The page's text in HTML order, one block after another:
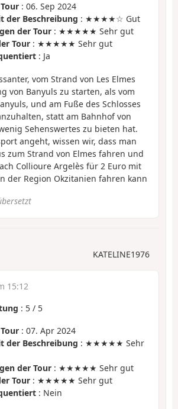
: 06. Sep 2024
der Beschreibung : ★★★★☆ Gut
der Tour : ★★★★★ Sehr gut
Tour : ★★★★★ Sehr gut
: Ja
vom Strand von Les Elmes
von Banyuls zu starten, als vom
und am Fuße des Schlosses
statt am Bahnhof von
Sehenswertes zu bieten hat.
angeht, wissen wir, dass man
zum Strand von Elmes fahren und
Collioure Argelès für 2 Euro mit
der Region Okzitanien fahren kann
KATELINE1976
15:12
: 5 / 5
: 07. Apr 2024
der Beschreibung : ★★★★★ Sehr
der Tour : ★★★★★ Sehr gut
Tour : ★★★★★ Sehr gut
: Nein